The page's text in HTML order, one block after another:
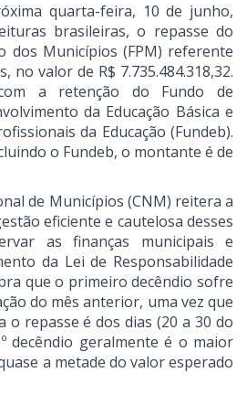
quarta-feira, 10 de junho,
brasileiras, o repasse do
dos Municípios (FPM) referente
no valor de R$ 7.735.484.318,32.
a retenção do Fundo de
da Educação Básica e
da Educação (Fundeb).
o Fundeb, o montante é de
de Municípios (CNM) reitera a
eficiente e cautelosa desses
as finanças municipais e
da Lei de Responsabilidade
que o primeiro decêndio sofre
do mês anterior, uma vez que
o repasse é dos dias (20 a 30 do
decêndio geralmente é o maior
a metade do valor esperado